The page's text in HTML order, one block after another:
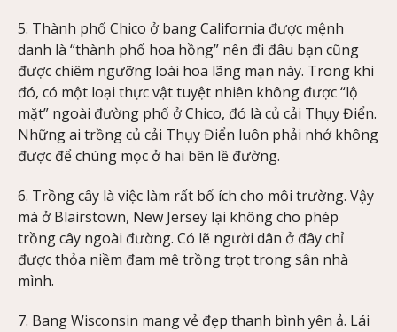
5. Thành phố Chico ở bang California được mệnh
danh là “thành phố hoa hồng” nên đi đâu bạn cũng
được chiêm ngưỡng loài hoa lãng mạn này. Trong khi
đó, có một loại thực vật tuyệt nhiên không được “lộ
mặt” ngoài đường phố ở Chico, đó là củ cải Thụy Điển.
Những ai trồng củ cải Thụy Điển luôn phải nhớ không
được để chúng mọc ở hai bên lề đường.
6. Trồng cây là việc làm rất bổ ích cho môi trường. Vậy
mà ở Blairstown, New Jersey lại không cho phép
trồng cây ngoài đường. Có lẽ người dân ở đây chỉ
được thỏa niềm đam mê trồng trọt trong sân nhà
mình.
7. Bang Wisconsin mang vẻ đẹp thanh bình yên ả. Lái